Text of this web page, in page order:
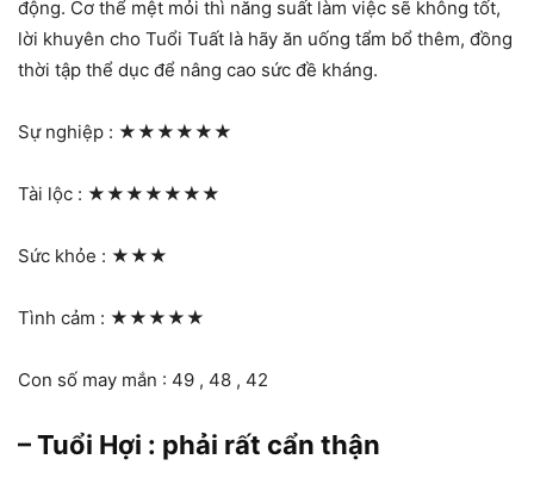
động. Cơ thể mệt mỏi thì năng suất làm việc sẽ không tốt,
lời khuyên cho Tuổi Tuất là hãy ăn uống tẩm bổ thêm, đồng
thời tập thể dục để nâng cao sức đề kháng.
Sự nghiệp : ★★★★★★
Tài lộc : ★★★★★★★
Sức khỏe : ★★★
Tình cảm : ★★★★★
Con số may mắn : 49 , 48 , 42
– Tuổi Hợi : phải rất cẩn thận